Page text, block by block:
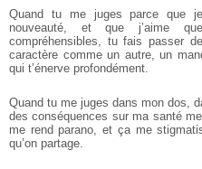
Quand tu me juges parce que
nouveauté, et que j’aime
compréhensibles, tu fais passer
caractère comme un autre, un
qui t’énerve profondément.
Quand tu me juges dans mon dos,
des conséquences sur ma santé
me rend parano, et ça me
qu’on partage.